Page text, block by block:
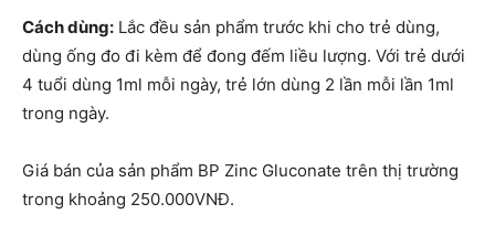
Cách dùng: Lắc đều sản phẩm trước khi cho trẻ dùng,
dùng ống đo đi kèm để đong đếm liều lượng. Với trẻ dưới
4 tuổi dùng 1ml mỗi ngày, trẻ lớn dùng 2 lần mỗi lần 1ml
trong ngày.
Giá bán của sản phẩm BP Zinc Gluconate trên thị trường
trong khoảng 250.000VNĐ.